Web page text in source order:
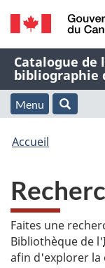
/
Government
of
Canada
Nom
de
Web
Catalogue de
bibliographie
Menu
et
Menu
Vous
ici
Accueil
Faites une
Bibliothèque de l'
afin d'explorer la